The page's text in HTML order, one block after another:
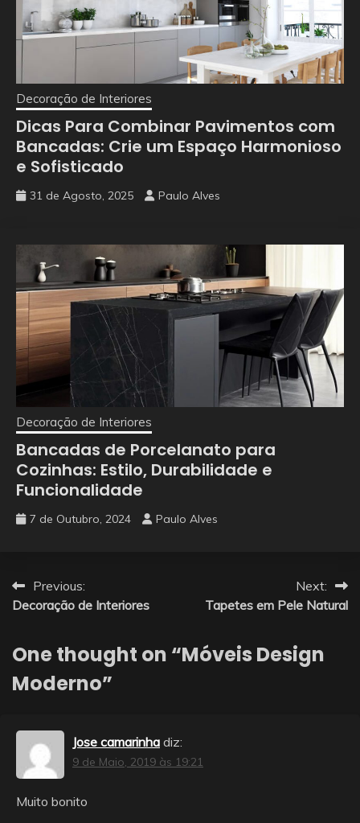
Decoração de Interiores
Dicas Para Combinar Pavimentos com
Bancadas: Crie um Espaço Harmonioso
e Sofisticado
31 de Agosto, 2025 Paulo Alves
Decoração de Interiores
Bancadas de Porcelanato para
Cozinhas: Estilo, Durabilidade e
Funcionalidade
7 de Outubro, 2024 Paulo Alves
Navegação
de
artigos
Previous:
Decoração de Interiores
Next:
Tapetes em Pele Natural
One thought on “Móveis Design
Moderno”
Jose camarinha diz:
9 de Maio, 2019 às 19:21
Muito bonito